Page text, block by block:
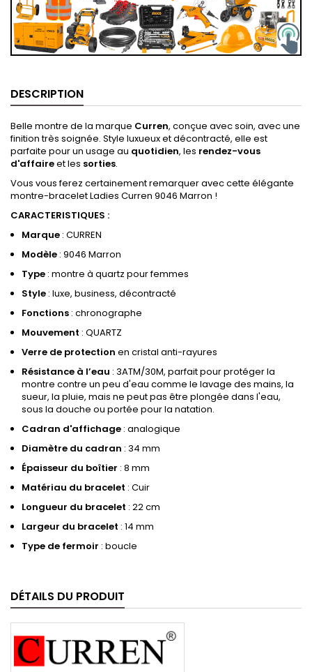
DESCRIPTION
Belle montre de la marque Curren, conçue avec soin, avec une
finition très soignée. Style luxueux et décontracté, elle est
parfaite pour un usage au quotidien, les rendez-vous
d'affaireet les sorties.
Vous vous ferez certainement remarquer avec cette élégante
montre-bracelet Ladies Curren 9046 Marron !
CARACTERISTIQUES :
Marque : CURREN
Modèle : 9046 Marron
Type : montre à quartz pour femmes
Style : luxe, business, décontracté
Fonctions : chronographe
Mouvement : QUARTZ
Verre de protection en cristal anti-rayures
Résistance à l’eau : 3ATM/30M, parfait pour protéger la
montre contre un peu d'eau comme le lavage des mains, la
sueur, la pluie, mais ne peut pas être plongée dans l'eau,
sous la douche ou portée pour la natation.
Cadran d'affichage : analogique
Diamètre du cadran : 34 mm
Épaisseur du boîtier : 8 mm
Matériau du bracelet : Cuir
Longueur du bracelet : 22 cm
Largeur du bracelet : 14 mm
Type de fermoir : boucle
DÉTAILS DU PRODUIT